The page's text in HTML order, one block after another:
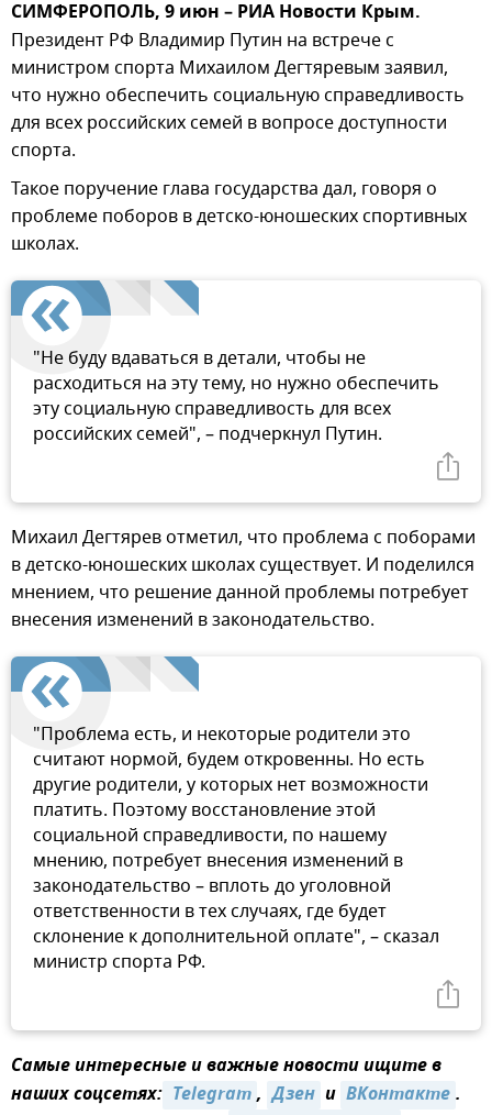
СИМФЕРОПОЛЬ, 9 июн – РИА Новости Крым.
Президент РФ Владимир Путин на встрече с
министром спорта Михаилом Дегтяревым заявил,
что нужно обеспечить социальную справедливость
для всех российских семей в вопросе доступности
спорта.
Такое поручение глава государства дал, говоря о
проблеме поборов в детско-юношеских спортивных
школах.
"Не буду вдаваться в детали, чтобы не
расходиться на эту тему, но нужно обеспечить
эту социальную справедливость для всех
российских семей", – подчеркнул Путин.
Михаил Дегтярев отметил, что проблема с поборами
в детско-юношеских школах существует. И поделился
мнением, что решение данной проблемы потребует
внесения изменений в законодательство.
"Проблема есть, и некоторые родители это
считают нормой, будем откровенны. Но есть
другие родители, у которых нет возможности
платить. Поэтому восстановление этой
социальной справедливости, по нашему
мнению, потребует внесения изменений в
законодательство – вплоть до уголовной
ответственности в тех случаях, где будет
склонение к дополнительной оплате", – сказал
министр спорта РФ.
Самые интересные и важные новости ищите в
наших соцсетях: Telegram, Дзен и ВКонтакте.